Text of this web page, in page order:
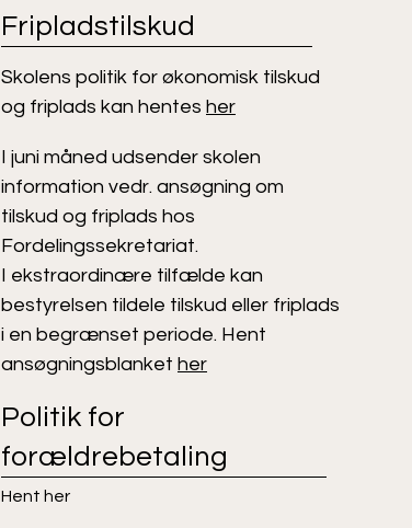
Fripladstilskud
Skolens politik for økonomisk tilskud
og friplads kan hentes her
I juni måned udsender skolen
information vedr. ansøgning om
tilskud og friplads hos
Fordelingssekretariat.
I ekstraordinære tilfælde kan
bestyrelsen tildele tilskud eller friplads
i en begrænset periode. Hent
ansøgningsblanket her
Politik for
forældrebetaling
Hent her